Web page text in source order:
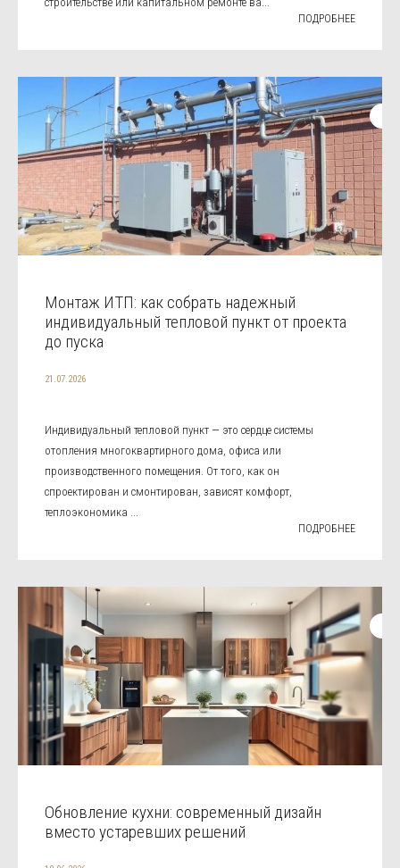
ПОДРОБНЕЕ
Монтаж ИТП: как собрать надежный
индивидуальный тепловой пункт от проекта
до пуска
21.07.2026
Индивидуальный тепловой пункт — это сердце системы
отопления многоквартирного дома, офиса или
производственного помещения. От того, как он
спроектирован и смонтирован, зависят комфорт,
теплоэкономика ...
ПОДРОБНЕЕ
Обновление кухни: современный дизайн
вместо устаревших решений